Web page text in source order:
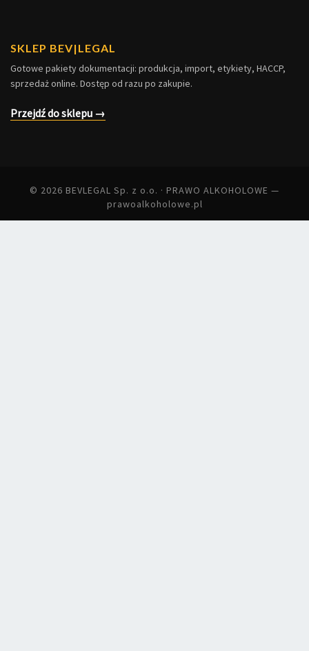
SKLEP BEV|LEGAL
Gotowe pakiety dokumentacji: produkcja, import, etykiety, HACCP,
sprzedaż online. Dostęp od razu po zakupie.
Przejdź do sklepu →